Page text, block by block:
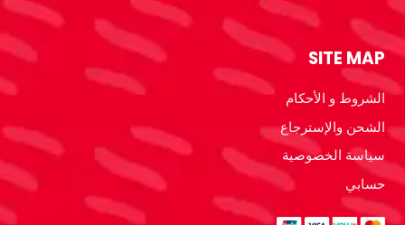
SITE MAP
الشروط و الأحكام
الشحن والإسترجاع
سياسة الخصوصية
حسابي